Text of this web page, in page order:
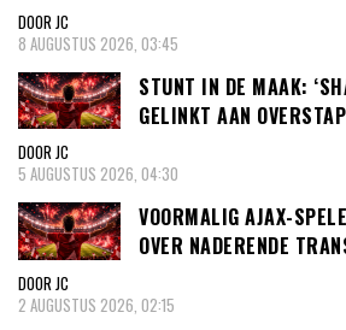
DOOR JC
8 AUGUSTUS 2026, 03:45
STUNT IN DE MAAK:
GELINKT AAN
DOOR JC
5 AUGUSTUS 2026, 04:30
VOORMALIG AJAX-
OVER NADERENDE
DOOR JC
2 AUGUSTUS 2026, 02:15